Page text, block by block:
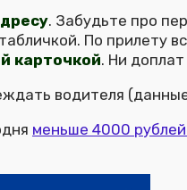
. Забудьте про
По прилету
карточкой. Ни
водителя
меньше 4000